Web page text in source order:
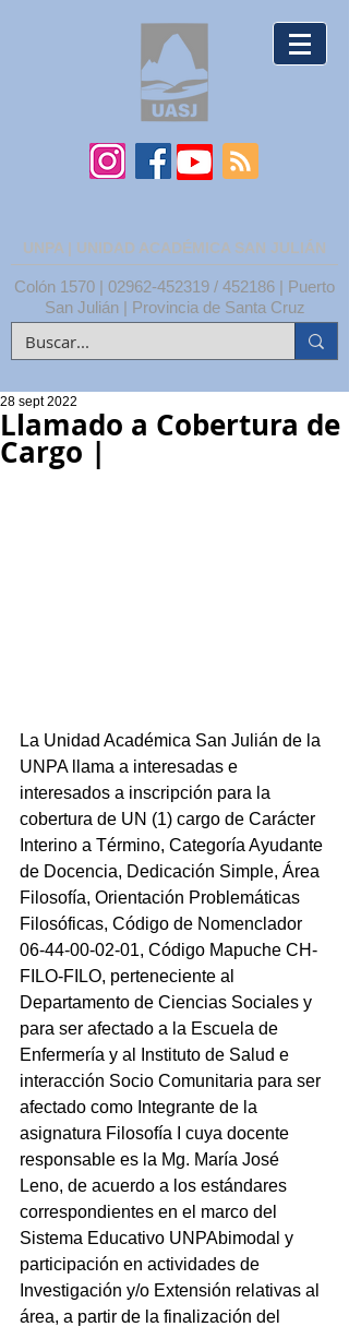
UNPA | UNIDAD ACADÉMICA SAN JULIÁN
Colón 1570 | 02962-452319 / 452186 | Puerto
San Julián | Provincia de Santa Cruz
Llamado a Cobertura de
Cargo |
28 sept 2022
La Unidad Académica San Julián de la
UNPA llama a interesadas e
interesados a inscripción para la
cobertura de UN (1) cargo de Carácter
Interino a Término, Categoría Ayudante
de Docencia, Dedicación Simple, Área
Filosofía, Orientación Problemáticas
Filosóficas, Código de Nomenclador
06-44-00-02-01, Código Mapuche CH-
FILO-FILO, perteneciente al
Departamento de Ciencias Sociales y
para ser afectado a la Escuela de
Enfermería y al Instituto de Salud e
interacción Socio Comunitaria para ser
afectado como Integrante de la
asignatura Filosofía I cuya docente
responsable es la Mg. María José
Leno, de acuerdo a los estándares
correspondientes en el marco del
Sistema Educativo UNPAbimodal y
participación en actividades de
Investigación y/o Extensión relativas al
área, a partir de la finalización del